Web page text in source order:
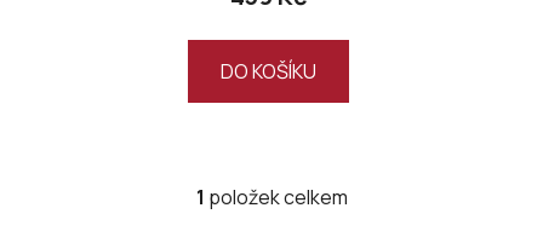
DO KOŠÍKU
O
1 položek celkem